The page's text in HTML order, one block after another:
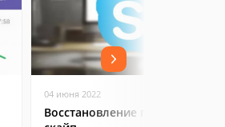
04 июня 2022
Восстановление пароля